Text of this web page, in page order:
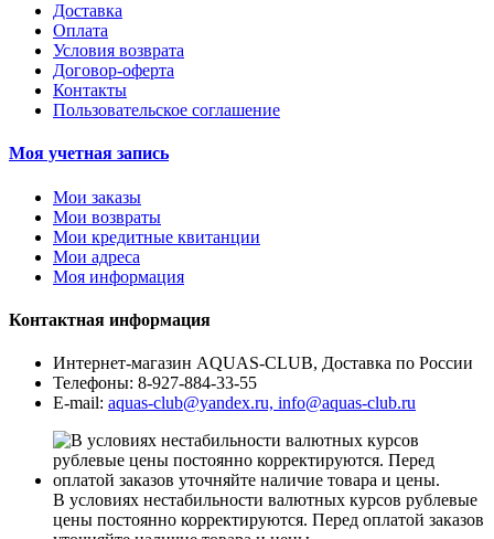
Доставка
Оплата
Условия возврата
Договор-оферта
Контакты
Пользовательское соглашение
Моя учетная запись
Мои заказы
Мои возвраты
Мои кредитные квитанции
Мои адреса
Моя информация
Контактная информация
Интернет-магазин AQUAS-CLUB, Доставка по России
Телефоны: 8-927-884-33-55
E-mail: aquas-club@yandex.ru, info@aquas-club.ru
В условиях нестабильности валютных курсов рублевые
цены постоянно корректируются. Перед оплатой заказов